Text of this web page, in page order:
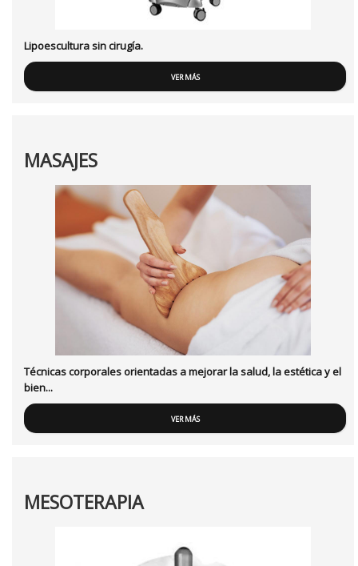
Lipoescultura sin cirugía.
VER MÁS
MASAJES
Técnicas corporales orientadas a mejorar la salud, la estética y el
bien...
VER MÁS
MESOTERAPIA